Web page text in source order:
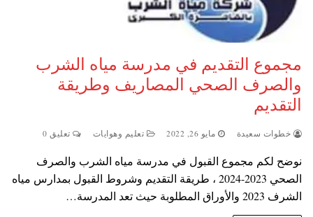
مجموع التقديم في مدرسة مياه الشرب
والصرف الصحي المصاريف وطريقة
التقديم
خطوات سعيدة مايو 26, 2022 تعليم وهوايات تعليق 0
نوضح لكم مجموع القبول في مدرسة مياه الشرب والصرف
الصحي 2023-2024 ، طريقة التقديم وشروط القبول بمدارس مياه
الشرف 2023 والأوراق المطلوبة حيث تعد المدرسة…